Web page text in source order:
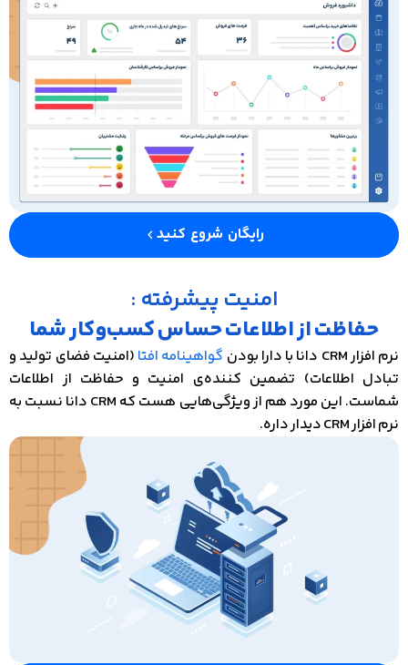
رایگان شروع کنید
امنیت پیشرفته :
حفاظت از اطلاعات حساس کسب‌وکار شما
نرم افزار CRM دانا با دارا بودن گواهینامه افتا(امنیت فضای تولید و
تبادل اطلاعات) تضمین کننده‌ی امنیت و حفاظت از اطلاعات
شماست. این مورد هم از ویژگی‌هایی هست که CRM دانا نسبت به
نرم افزار CRM دیدار داره.